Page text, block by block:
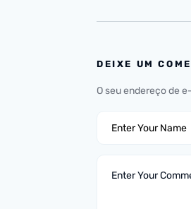
DEIXE UM
O seu endereço de